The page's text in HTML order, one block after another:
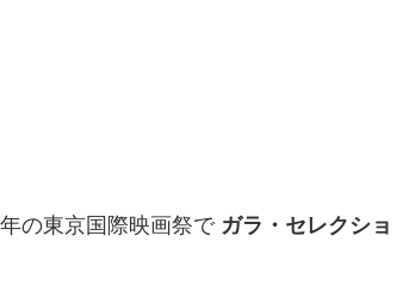
の東京国際映画祭で ガラ・セレクショ